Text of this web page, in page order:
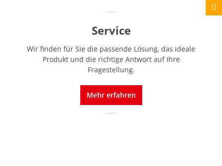
Service
Wir finden für Sie die passende Lösung, das ideale
Produkt und die richtige Antwort auf Ihre
Fragestellung.
Mehr erfahren